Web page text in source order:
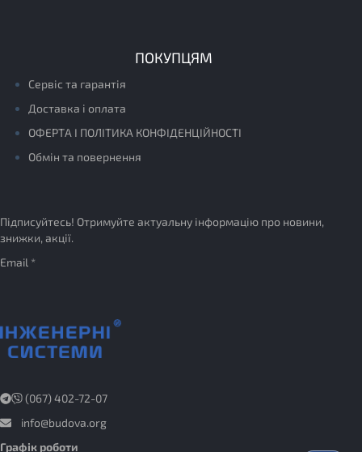
ПОКУПЦЯМ
Сервіс та гарантія
Доставка і оплата
ОФЕРТА І ПОЛІТИКА КОНФІДЕНЦІЙНОСТІ
Обмін та повернення
Підписуйтесь! Отримуйте актуальну інформацію про новини,
знижки, акції.
Email *
(067) 402-72-07
info@budova.org
Графік роботи